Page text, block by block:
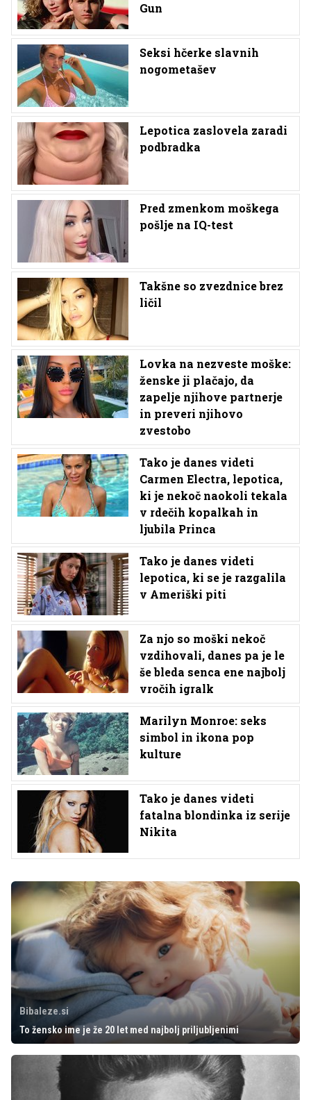
Gun
Seksi hčerke slavnih
nogometašev
Lepotica zaslovela zaradi
podbradka
Pred zmenkom moškega
pošlje na IQ-test
Takšne so zvezdnice brez
ličil
Lovka na nezveste moške:
ženske ji plačajo, da
zapelje njihove partnerje
in preveri njihovo
zvestobo
Tako je danes videti
Carmen Electra, lepotica,
ki je nekoč naokoli tekala
v rdečih kopalkah in
ljubila Princa
Tako je danes videti
lepotica, ki se je razgalila
v Ameriški piti
Za njo so moški nekoč
vzdihovali, danes pa je le
še bleda senca ene najbolj
vročih igralk
Marilyn Monroe: seks
simbol in ikona pop
kulture
Tako je danes videti
fatalna blondinka iz serije
Nikita
Bibaleze.si
To žensko ime je že 20 let med najbolj priljubljenimi